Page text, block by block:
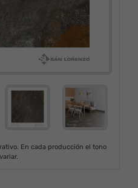
En cada producción el tono